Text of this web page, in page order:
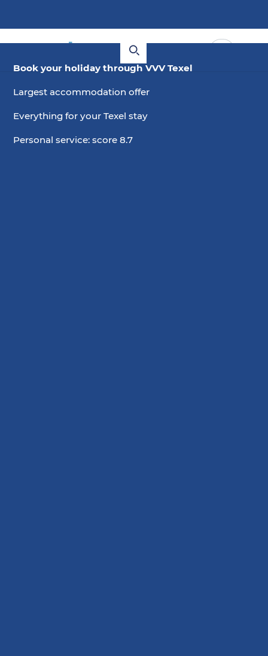
Book your holiday through VVV Texel
Largest accommodation offer
Everything for your Texel stay
Personal service: score 8.7